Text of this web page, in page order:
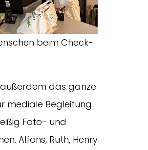
beim Check-
das ganze
mediale Begleitung
Foto- und
Alfons, Ruth, Henry